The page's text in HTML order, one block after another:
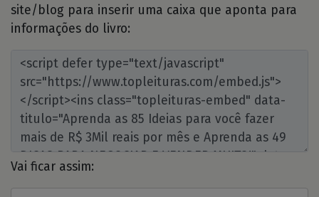
site/blog para inserir uma caixa que aponta para
informações do livro:
Vai ficar assim: